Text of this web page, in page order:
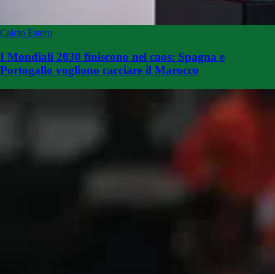
Calcio Estero
I Mondiali 2030 finiscono nel caos: Spagna e
Portogallo vogliono cacciare il Marocco